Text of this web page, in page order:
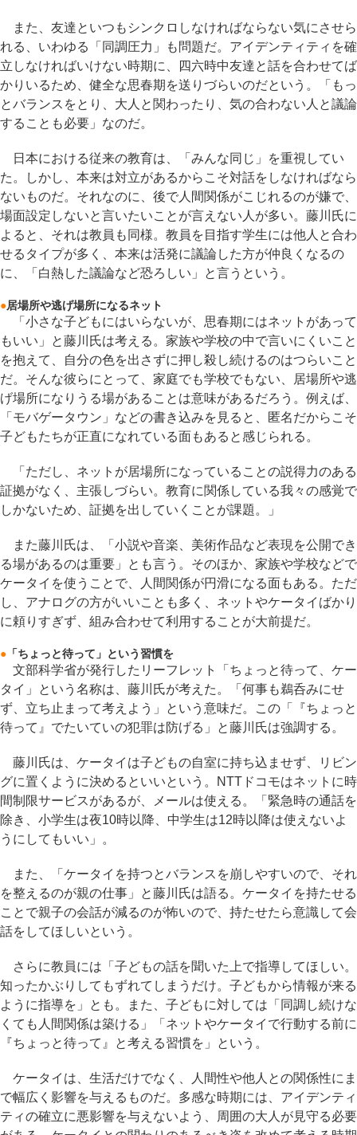
また、友達といつもシンクロしなければならない気にさせら
れる、いわゆる「同調圧力」も問題だ。アイデンティティを確
立しなければいけない時期に、四六時中友達と話を合わせてば
かりいるため、健全な思春期を送りづらいのだという。「もっ
とバランスをとり、大人と関わったり、気の合わない人と議論
することも必要」なのだ。
日本における従来の教育は、「みんな同じ」を重視してい
た。しかし、本来は対立があるからこそ対話をしなければなら
ないものだ。それなのに、後で人間関係がこじれるのが嫌で、
場面設定しないと言いたいことが言えない人が多い。藤川氏に
よると、それは教員も同様。教員を目指す学生には他人と合わ
せるタイプが多く、本来は活発に議論した方が仲良くなるの
に、「白熱した議論など恐ろしい」と言うという。
●居場所や逃げ場所になるネット
「小さな子どもにはいらないが、思春期にはネットがあって
もいい」と藤川氏は考える。家族や学校の中で言いにくいこと
を抱えて、自分の色を出さずに押し殺し続けるのはつらいこと
だ。そんな彼らにとって、家庭でも学校でもない、居場所や逃
げ場所になりうる場があることは意味があるだろう。例えば、
「モバゲータウン」などの書き込みを見ると、匿名だからこそ
子どもたちが正直になれている面もあると感じられる。
「ただし、ネットが居場所になっていることの説得力のある
証拠がなく、主張しづらい。教育に関係している我々の感覚で
しかないため、証拠を出していくことが課題。」
また藤川氏は、「小説や音楽、美術作品など表現を公開でき
る場があるのは重要」とも言う。そのほか、家族や学校などで
ケータイを使うことで、人間関係が円滑になる面もある。ただ
し、アナログの方がいいことも多く、ネットやケータイばかり
に頼りすぎず、組み合わせて利用することが大前提だ。
● 「ちょっと待って」という習慣を
文部科学省が発行したリーフレット「ちょっと待って、ケー
タイ」という名称は、藤川氏が考えた。「何事も鵜呑みにせ
ず、立ち止まって考えよう」という意味だ。この「『ちょっと
待って』でたいていの犯罪は防げる」と藤川氏は強調する。
藤川氏は、ケータイは子どもの自室に持ち込ませず、リビン
グに置くように決めるといいという。NTTドコモはネットに時
間制限サービスがあるが、メールは使える。「緊急時の通話を
除き、小学生は夜10時以降、中学生は12時以降は使えないよ
うにしてもいい」。
また、「ケータイを持つとバランスを崩しやすいので、それ
を整えるのが親の仕事」と藤川氏は語る。ケータイを持たせる
ことで親子の会話が減るのが怖いので、持たせたら意識して会
話をしてほしいという。
さらに教員には「子どもの話を聞いた上で指導してほしい。
知ったかぶりしてもずれてしまうだけ。子どもから情報が来る
ように指導を」とも。また、子どもに対しては「同調し続けな
くても人間関係は築ける」「ネットやケータイで行動する前に
『ちょっと待って』と考える習慣を」という。
ケータイは、生活だけでなく、人間性や他人との関係性にま
で幅広く影響を与えるものだ。多感な時期には、アイデンティ
ティの確立に悪影響を与えないよう、周囲の大人が見守る必要